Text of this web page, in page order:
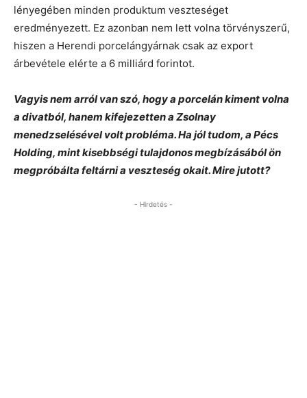
lényegében minden produktum veszteséget
eredményezett. Ez azonban nem lett volna törvényszerű,
hiszen a Herendi porcelángyárnak csak az export
árbevétele elérte a 6 milliárd forintot.
Vagyis nem arról van szó, hogy a porcelán kiment volna
a divatból, hanem kifejezetten a Zsolnay
menedzselésével volt probléma. Ha jól tudom, a Pécs
Holding, mint kisebbségi tulajdonos megbízásából ön
megpróbálta feltárni a veszteség okait. Mire jutott?
- Hirdetés -